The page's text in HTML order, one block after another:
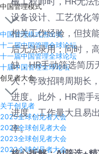
中国管理模式
中国管理模式杰出奖
十二届中国管理全球论坛
十一届中国管理全球论坛
十届中国管理全球论坛
创见者大会
关于创见者
2025全球创见者大会
2024全球创见者大会
2023全球创见者大会
2022全球创见者大会
设备设计、工艺优化
相关工作经验，但技
后无法录用；同时，
缺，HR手动筛选简历
人，导致招聘周期长
进度。此外，HR需手
进度，工作量大且易
率。